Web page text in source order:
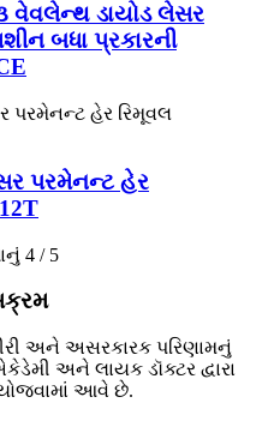
વેવલેન્થ ડાયોડ લેસર
બધા પ્રકારની
પરમેનન્ટ હેર
4 / 5
અને અસરકારક પરિણામનું
અને લાયક ડૉક્ટર દ્વારા
આવે છે.